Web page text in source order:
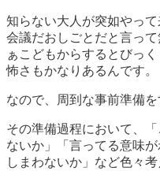
知らない大人が突如やっ
会議だおしごとだと言っ
ぁこどもからするとびっ
怖さもかなりあるんです。
なので、周到な事前準備を
その準備過程において、
ないか」「言ってる意味
しまわないか」など色々